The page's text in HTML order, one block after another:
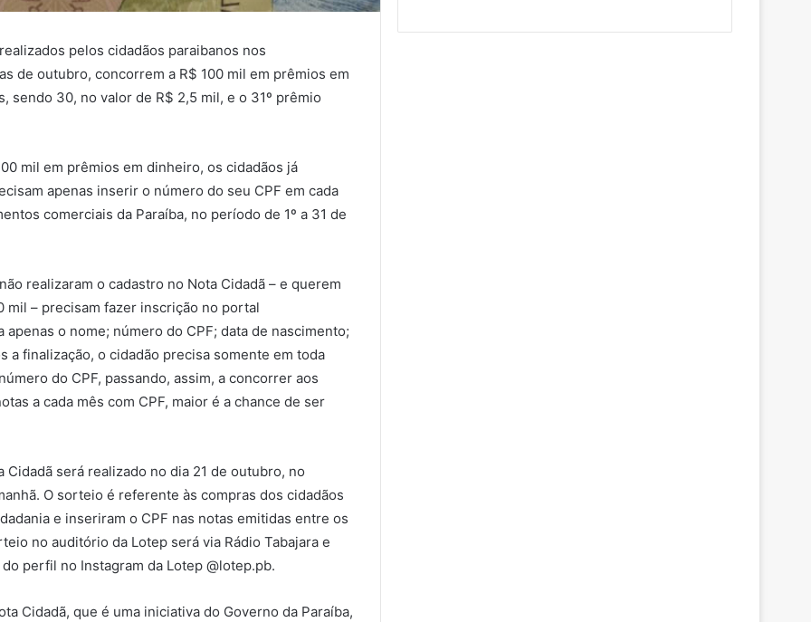
pelos cidadãos paraibanos nos
de outubro, concorrem a R$ 100 mil em prêmios em
30, no valor de R$ 2,5 mil, e o 31º prêmio
mil em prêmios em dinheiro, os cidadãos já
apenas inserir o número do seu CPF em cada
comerciais da Paraíba, no período de 1º a 31 de
realizaram o cadastro no Nota Cidadã – e querem
– precisam fazer inscrição no portal
o nome; número do CPF; data de nascimento;
a finalização, o cidadão precisa somente em toda
do CPF, passando, assim, a concorrer aos
a cada mês com CPF, maior é a chance de ser
Cidadã será realizado no dia 21 de outubro, no
O sorteio é referente às compras dos cidadãos
e inseriram o CPF nas notas emitidas entre os
no auditório da Lotep será via Rádio Tabajara e
perfil no Instagram da Lotep @lotep.pb.
Cidadã, que é uma iniciativa do Governo da Paraíba,